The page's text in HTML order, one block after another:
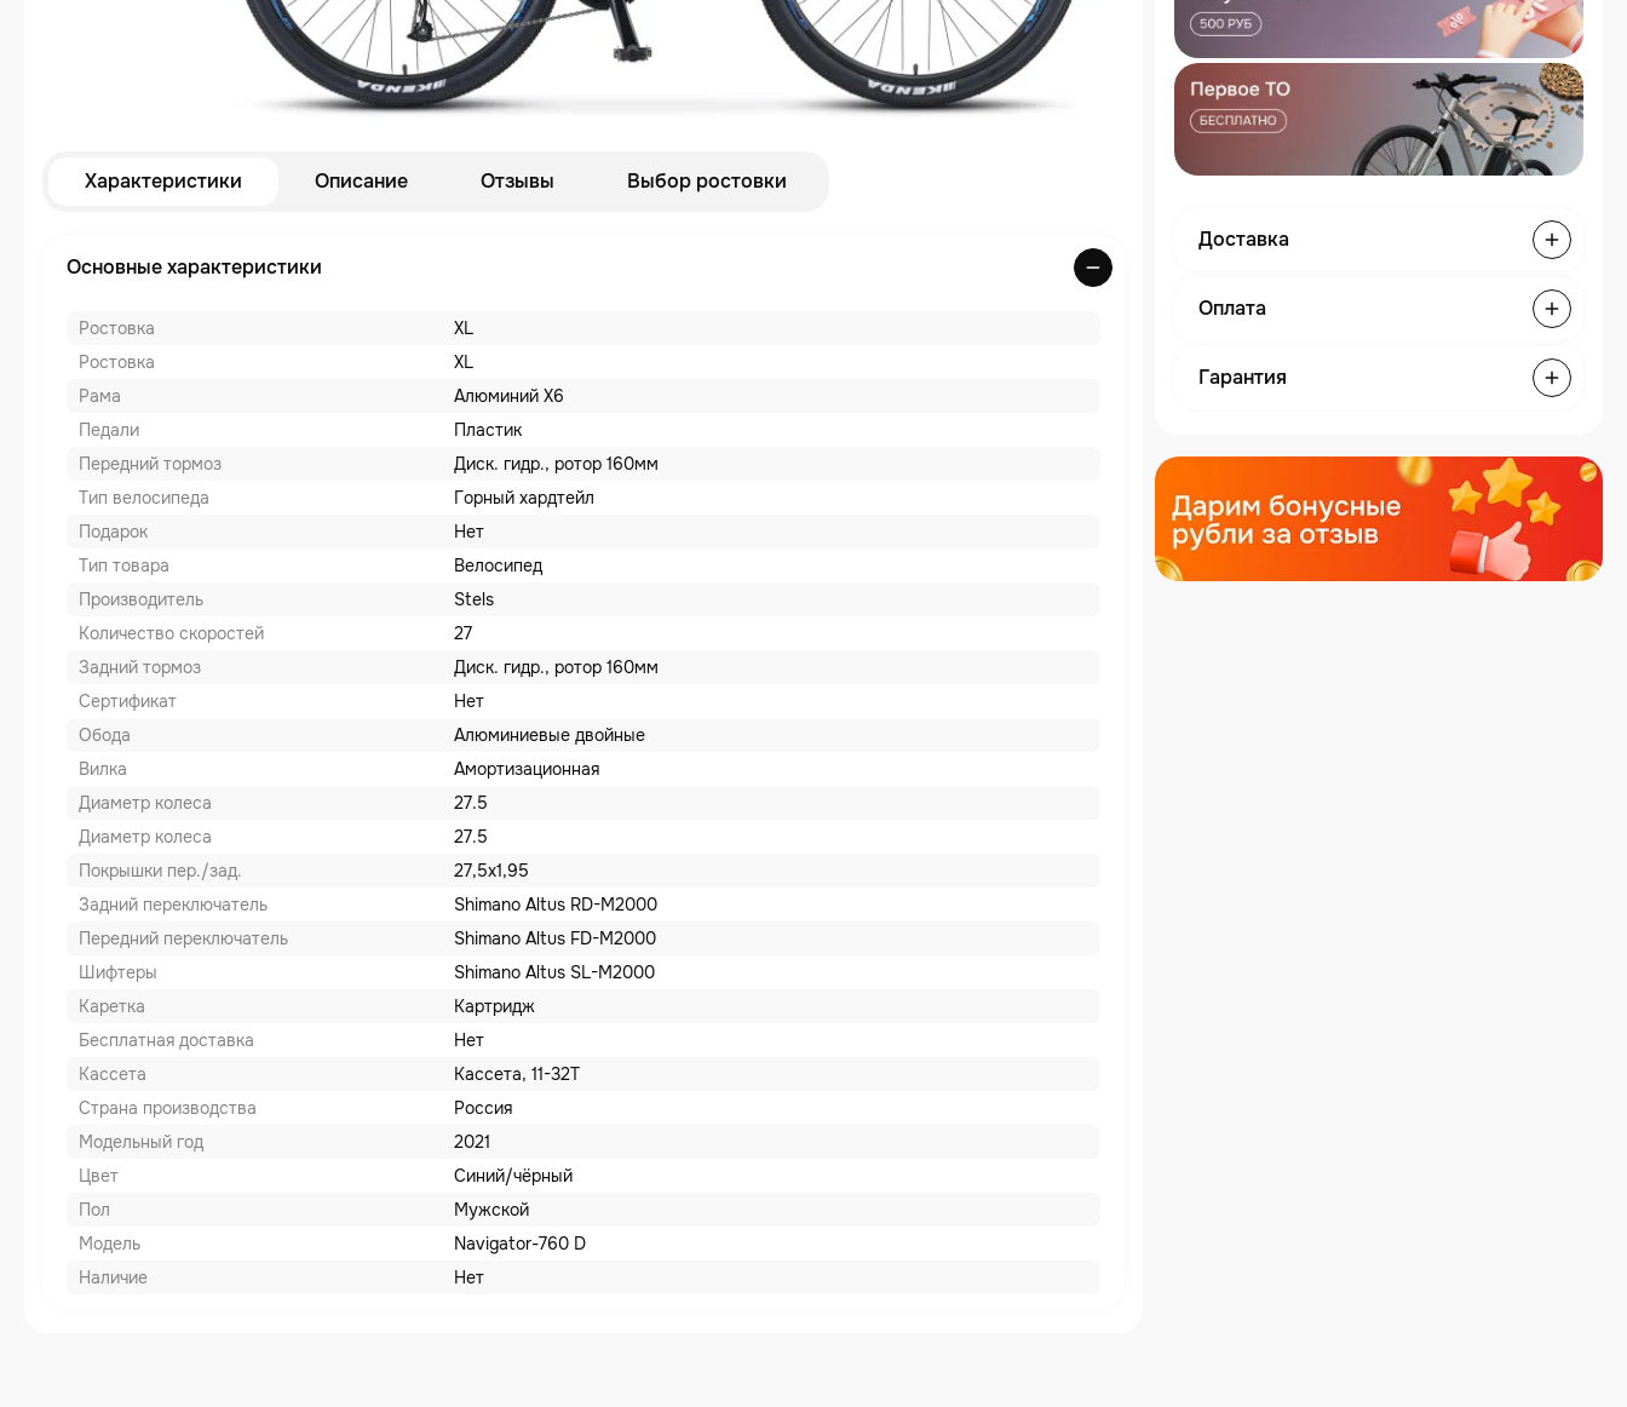
Доставка
Оплата
Гарантия
Характеристики Описание Отзывы Выбор ростовки
Основные характеристики
Ростовка
XL
Ростовка
XL
Рама
Алюминий X6
Педали
Пластик
Передний тормоз
Диск. гидр., ротор 160мм
Тип велосипеда
Горный хардтейл
Подарок
Нет
Тип товара
Велосипед
Производитель
Stels
Количество скоростей
27
Задний тормоз
Диск. гидр., ротор 160мм
Сертификат
Нет
Обода
Алюминиевые двойные
Вилка
Амортизационная
Диаметр колеса
27.5
Диаметр колеса
27.5
Покрышки пер./зад.
27,5x1,95
Задний переключатель
Shimano Altus RD-M2000
Передний переключатель
Shimano Altus FD-M2000
Шифтеры
Shimano Altus SL-M2000
Каретка
Картридж
Бесплатная доставка
Нет
Кассета
Кассета, 11-32Т
Страна производства
Россия
Модельный год
2021
Цвет
Синий/чёрный
Пол
Мужской
Модель
Navigator-760 D
Наличие
Нет